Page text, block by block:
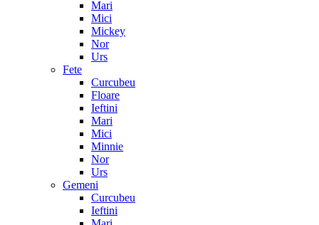
Mari
Mici
Mickey
Nor
Urs
Fete
Curcubeu
Floare
Ieftini
Mari
Mici
Minnie
Nor
Urs
Gemeni
Curcubeu
Ieftini